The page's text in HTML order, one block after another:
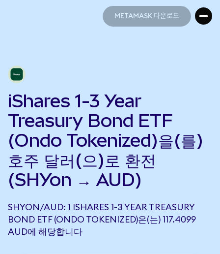
METAMASK 다운로드
iShares 1-3 Year
Treasury Bond ETF
(Ondo Tokenized)을(를)
호주 달러(으)로 환전
(SHYon → AUD)
SHYON/AUD: 1 ISHARES 1-3 YEAR TREASURY
BOND ETF (ONDO TOKENIZED)은(는) 117.4099
AUD에 해당합니다